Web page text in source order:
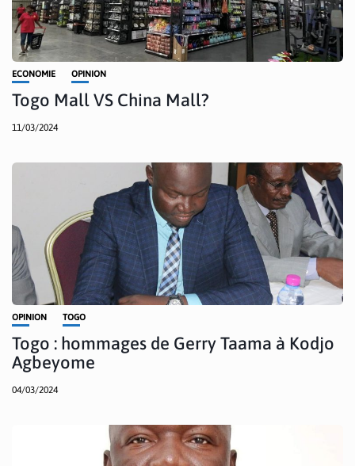
ECONOMIE OPINION
Togo Mall VS China Mall?
11/03/2024
OPINION TOGO
Togo : hommages de Gerry Taama à Kodjo
Agbeyome
04/03/2024